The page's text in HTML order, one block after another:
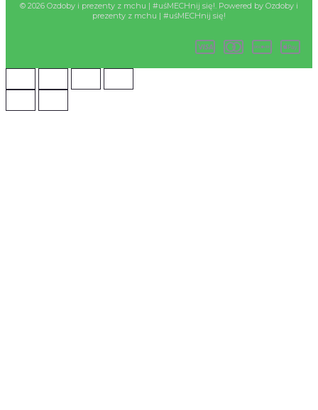
© 2026 Ozdoby i prezenty z mchu | #uśMECHnij się!. Powered by Ozdoby i
prezenty z mchu | #uśMECHnij się!